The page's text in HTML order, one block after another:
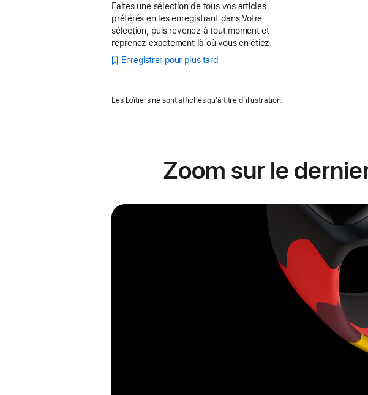
Faites une sélection de tous vos articles
préférés en les enregistrant dans Votre
sélection, puis revenez à tout moment et
reprenez exactement là où vous en étiez.
Enregistrer pour plus tard
Les boîtiers ne sont affichés qu’à titre d’illustration.
Zoom sur le